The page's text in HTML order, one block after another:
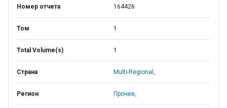
Номер отчета 164426
Том 1
Total Volume(s) 1
Страна Multi-Regional,
Регион Прочее,